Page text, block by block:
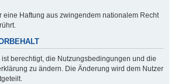
eine Haftung aus zwingendem nationalem Recht
ist berechtigt, die Nutzungsbedingungen und die
zu ändern. Die Änderung wird dem Nutzer